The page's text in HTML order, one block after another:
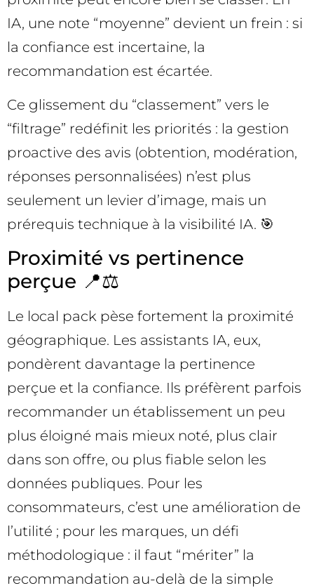
IA, une note “moyenne” devient un frein : si
la confiance est incertaine, la
recommandation est écartée.
Ce glissement du “classement” vers le
“filtrage” redéfinit les priorités : la gestion
proactive des avis (obtention, modération,
réponses personnalisées) n’est plus
seulement un levier d’image, mais un
prérequis technique à la visibilité IA. 🎯
Proximité vs pertinence
perçue 📍⚖️
Le local pack pèse fortement la proximité
géographique. Les assistants IA, eux,
pondèrent davantage la pertinence
perçue et la confiance. Ils préfèrent parfois
recommander un établissement un peu
plus éloigné mais mieux noté, plus clair
dans son offre, ou plus fiable selon les
données publiques. Pour les
consommateurs, c’est une amélioration de
l’utilité ; pour les marques, un défi
méthodologique : il faut “mériter” la
recommandation au-delà de la simple